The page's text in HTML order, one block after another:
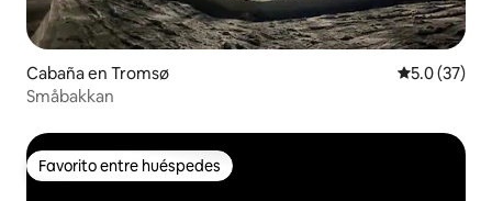
Cabaña en Tromsø Calificación
5.0 (37)
Småbakkan
Favorito entre huéspedes
Favorito entre huéspedes